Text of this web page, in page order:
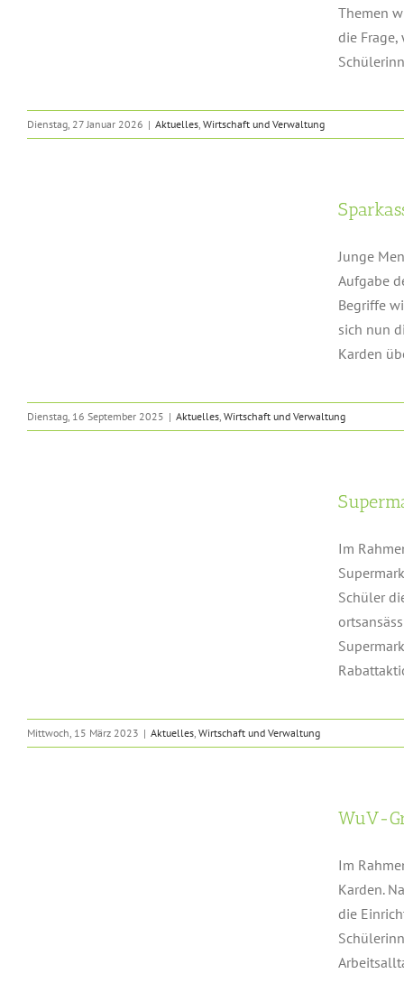
Themen
die
Dienstag, 27 Januar 2026 | Aktuelles, Wirtschaft und Verwaltung
Junge
Aufgabe
Begriffe
sich nun
Karden
Dienstag, 16 September 2025 | Aktuelles, Wirtschaft und Verwaltung
Im
Schüler
Mittwoch, 15 März 2023 | Aktuelles, Wirtschaft und Verwaltung
WuV-
Im
Karden.
die